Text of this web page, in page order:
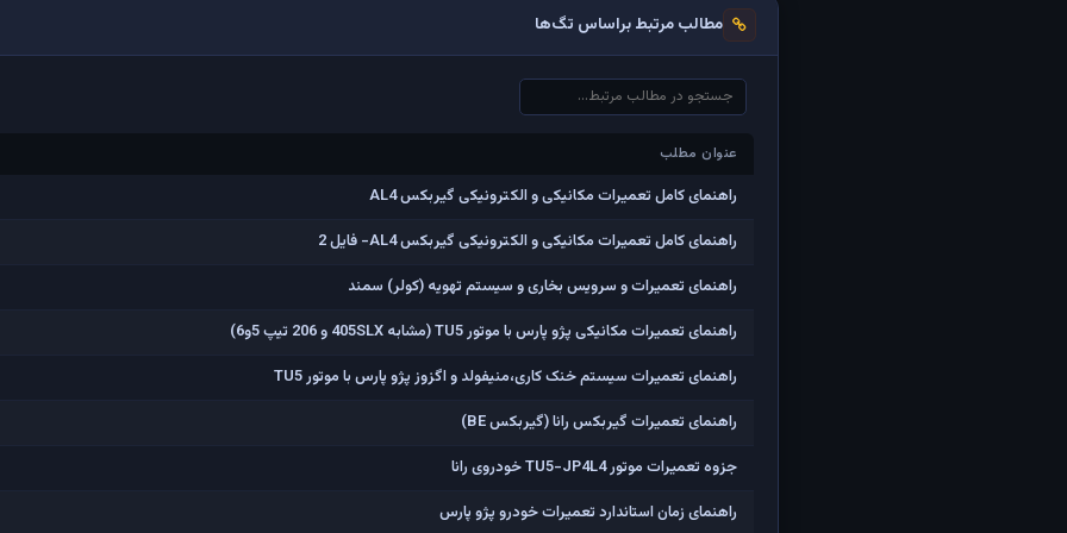
مطالب مرتبط براساس تگ‌ها
عنوان مطلب
عنوان مطلب
راهنمای کامل تعمیرات مکانیکی و الکترونیکی گیربکس AL4
راهنمای کامل تعمیرات مکانیکی و الکترونیکی گیربکس AL4- فایل 2
راهنمای تعمیرات و سرویس بخاری و سیستم تهویه (کولر) سمند
راهنمای تعمیرات مکانیکی پژو پارس با موتور TU5 (مشابه 405SLX و 206 تیپ 5و6)
راهنمای تعمیرات سیستم خنک کاری،منیفولد و اگزوز پژو پارس با موتور TU5
راهنمای تعمیرات گیربکس رانا (گیربکس BE)
جزوه تعمیرات موتور TU5-JP4L4 خودروی رانا
راهنمای زمان استاندارد تعمیرات خودرو پژو پارس